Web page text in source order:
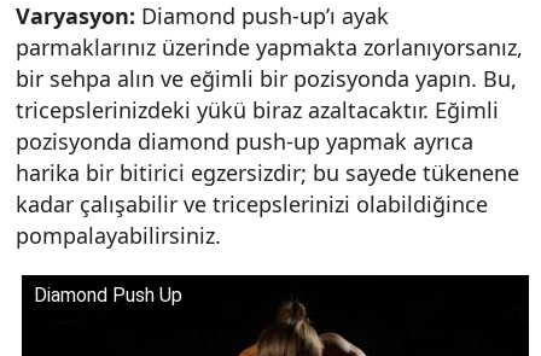
Varyasyon: Diamond push-up’ı ayak
parmaklarınız üzerinde yapmakta zorlanıyorsanız,
bir sehpa alın ve eğimli bir pozisyonda yapın. Bu,
tricepslerinizdeki yükü biraz azaltacaktır. Eğimli
pozisyonda diamond push-up yapmak ayrıca
harika bir bitirici egzersizdir; bu sayede tükenene
kadar çalışabilir ve tricepslerinizi olabildiğince
pompalayabilirsiniz.
Diamond Push Up